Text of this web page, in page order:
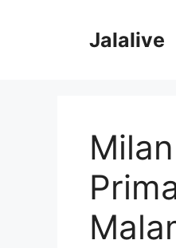
Jalalive